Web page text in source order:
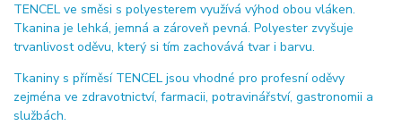
TENCEL ve směsi s polyesterem využívá výhod obou vláken.
Tkanina je lehká, jemná a zároveň pevná. Polyester zvyšuje
trvanlivost oděvu, který si tím zachovává tvar i barvu.
Tkaniny s příměsí TENCEL jsou vhodné pro profesní oděvy
zejména ve zdravotnictví, farmacii, potravinářství, gastronomii a
službách.